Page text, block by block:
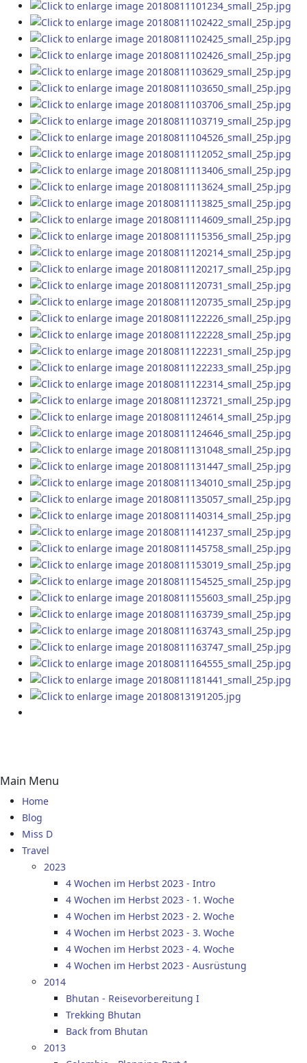
Main Menu
Home
Blog
Miss D
Travel
2023
4 Wochen im Herbst 2023 - Intro
4 Wochen im Herbst 2023 - 1. Woche
4 Wochen im Herbst 2023 - 2. Woche
4 Wochen im Herbst 2023 - 3. Woche
4 Wochen im Herbst 2023 - 4. Woche
4 Wochen im Herbst 2023 - Ausrüstung
2014
Bhutan - Reisevorbereitung I
Trekking Bhutan
Back from Bhutan
2013